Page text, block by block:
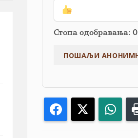
Стопа одобравања:
Facebook